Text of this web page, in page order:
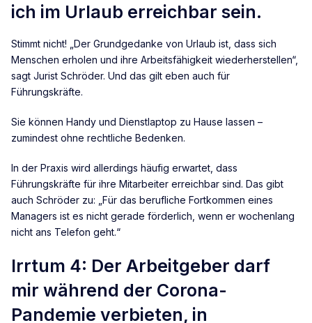
ich im Urlaub erreichbar sein.
Stimmt nicht! „Der Grundgedanke von Urlaub ist, dass sich
Menschen erholen und ihre Arbeitsfähigkeit wiederherstellen“,
sagt Jurist Schröder. Und das gilt eben auch für
Führungskräfte.
Sie können Handy und Dienstlaptop zu Hause lassen –
zumindest ohne rechtliche Bedenken.
In der Praxis wird allerdings häufig erwartet, dass
Führungskräfte für ihre Mitarbeiter erreichbar sind. Das gibt
auch Schröder zu: „Für das berufliche Fortkommen eines
Managers ist es nicht gerade förderlich, wenn er wochenlang
nicht ans Telefon geht.“
Irrtum 4: Der Arbeitgeber darf
mir während der Corona-
Pandemie verbieten, in